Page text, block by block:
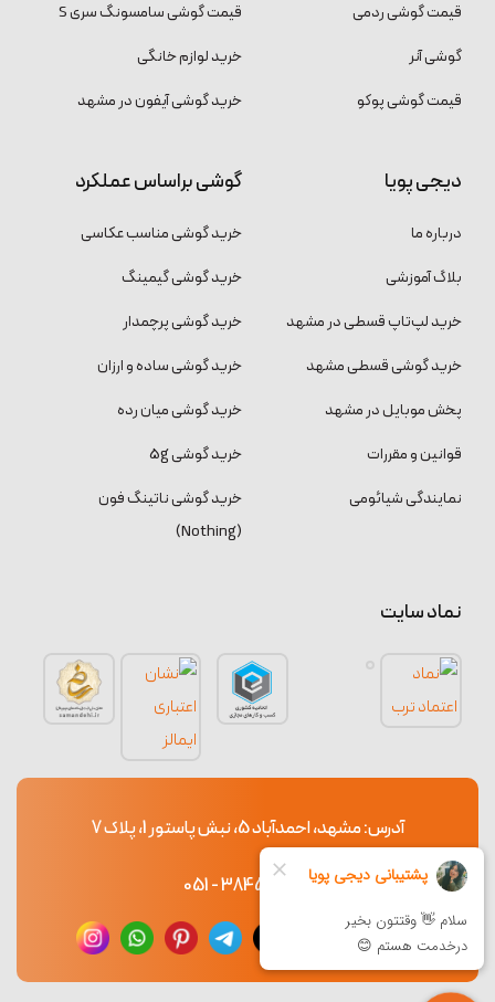
قیمت گوشی ردمی
گوشی آنر
قیمت گوشی پوکو
قیمت گوشی سامسونگ سری S
خرید لوازم خانگی
خرید گوشی آیفون در مشهد
دیجی پویا
درباره ما
بلاگ آموزشی
خرید لپ‌تاپ قسطی در مشهد
خرید گوشی قسطی مشهد
پخش موبایل در مشهد
قوانین و مقررات
نمایندگی شیائومی
گوشی براساس عملکرد
خرید گوشی مناسب عکاسی
خرید گوشی گیمینگ
خرید گوشی پرچمدار
خرید گوشی ساده و ارزان
خرید گوشی میان رده
خرید گوشی 5g
خرید گوشی ناتینگ فون
(Nothing)
نماد سایت
آدرس: مشهد، احمدآباد 5، نبش پاستور 1، پلاک 7
38453765 - 051